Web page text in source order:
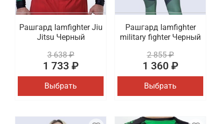
Рашгард Iamfighter Jiu
Jitsu Черный
3 638 ₽
1 733 ₽
Выбрать
Рашгард Iamfighter
military fighter Черный
2 855 ₽
1 360 ₽
Выбрать